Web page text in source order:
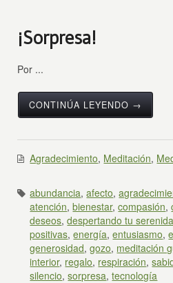
¡Sorpresa!
Por ...
CONTINÚA LEYENDO →
Agradecimiento, Meditación,
abundancia,afecto,
atención,bienestar,compasión,
deseos,despertando tu
positivas,energía,entusiasmo,
generosidad,gozo, meditación
interior, regalo, respiración,
silencio,sorpresa,tecnología